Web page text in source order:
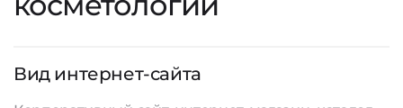
Вид интернет-сайта